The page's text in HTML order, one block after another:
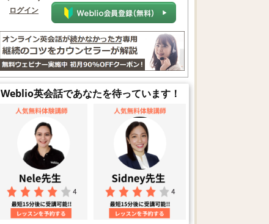
ログイン
Weblio英会話であなたを待っています！